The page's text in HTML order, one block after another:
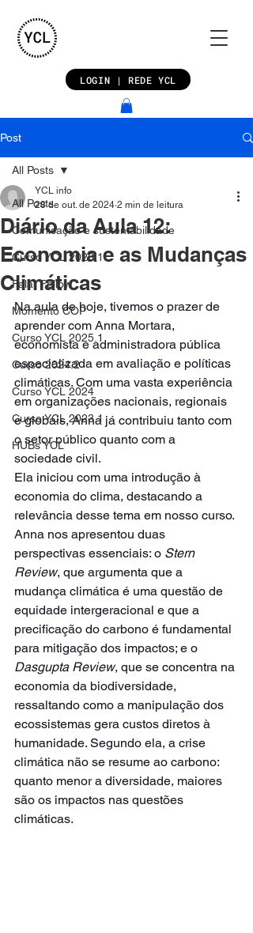
LOGIN | REDE YCL
Post
All Posts
Comunicação e sustentabilidade
Curso YCL 2026.1
Fala, Fellow
Momento COP
Curso YCL 2025.1
Curso 2024.2
Curso YCL 2024
Curso YCL 2023.1
HUBs YCL
All Posts
Diário da Aula 12:
Economia e as Mudanças
Climáticas
YCL info
28 de out. de 2024 2 min de leitura
Na aula de hoje, tivemos o prazer de
aprender com Anna Mortara,
economista e administradora pública
especializada em avaliação e políticas
climáticas. Com uma vasta experiência
em organizações nacionais, regionais
e globais, Anna já contribuiu tanto com
o setor público quanto com a
sociedade civil.
Ela iniciou com uma introdução à
economia do clima, destacando a
relevância desse tema em nosso curso.
Anna nos apresentou duas
perspectivas essenciais: o Stern
Review, que argumenta que a
mudança climática é uma questão de
equidade intergeracional e que a
precificação do carbono é fundamental
para mitigação dos impactos; e o
Dasgupta Review, que se concentra na
economia da biodiversidade,
ressaltando como a manipulação dos
ecossistemas gera custos diretos à
humanidade. Segundo ela, a crise
climática não se resume ao carbono:
quanto menor a diversidade, maiores
são os impactos nas questões
climáticas.